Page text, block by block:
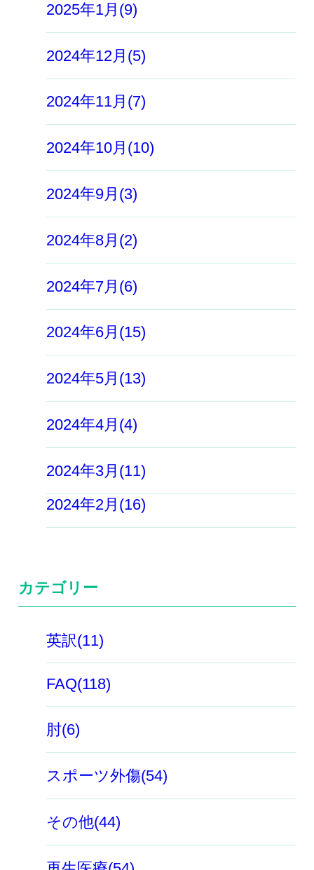
2025年1月(9)
2024年12月(5)
2024年11月(7)
2024年10月(10)
2024年9月(3)
2024年8月(2)
2024年7月(6)
2024年6月(15)
2024年5月(13)
2024年4月(4)
2024年3月(11)
2024年2月(16)
カテゴリー
英訳(11)
FAQ(118)
肘(6)
スポーツ外傷(54)
その他(44)